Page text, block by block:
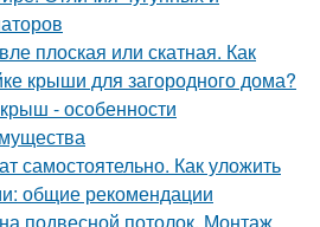
плоская или скатная. Как
крыши для загородного дома?
- особенности
самостоятельно. Как уложить
общие рекомендации